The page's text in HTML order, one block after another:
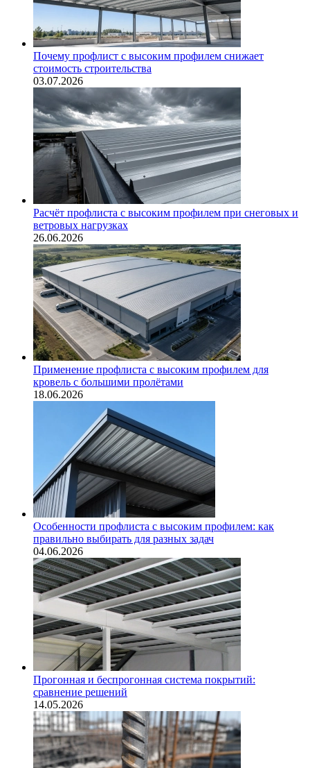
Почему профлист с высоким профилем снижает
стоимость строительства
03.07.2026
Расчёт профлиста с высоким профилем при снеговых и
ветровых нагрузках
26.06.2026
Применение профлиста с высоким профилем для
кровель с большими пролётами
18.06.2026
Особенности профлиста с высоким профилем: как
правильно выбирать для разных задач
04.06.2026
Прогонная и беспрогонная система покрытий:
сравнение решений
14.05.2026